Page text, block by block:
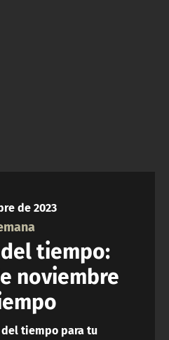
de 2023
tiempo:
noviembre
tiempo para tu